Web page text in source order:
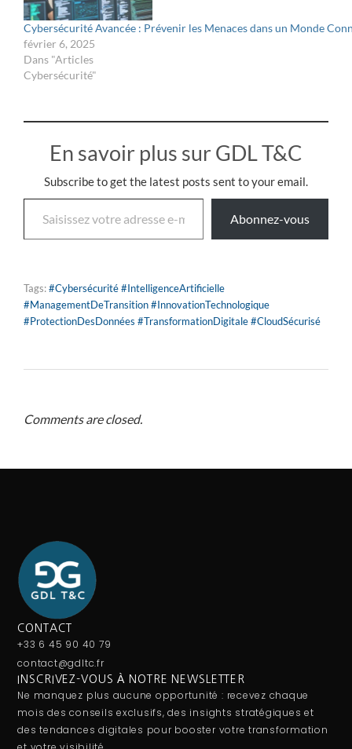
Cybersécurité Avancée : Prévenir les Menaces dans un Monde
février 6, 2025
Dans "Articles
Cybersécurité"
En savoir plus sur GDL T&C
Subscribe to get the latest posts sent to your email.
Abonnez-vous
Tags:#Cybersécurité #IntelligenceArtificielle
#ManagementDeTransition #InnovationTechnologique
#ProtectionDesDonnées #TransformationDigitale #CloudSécurisé
Comments are closed.
CONTACT
+33 6 45 90 40 79
contact@gdltc.fr
INSCRIVEZ-VOUS À NOTRE NEWSLETTER
Ne manquez plus aucune opportunité : recevez chaque
mois des conseils exclusifs, des insights stratégiques et
des tendances digitales pour booster votre transformation